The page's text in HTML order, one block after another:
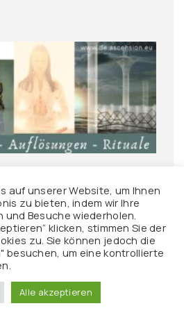
– Auflösungstechniken
auf unserer Website, um Ihnen
zu bieten, indem wir Ihre
Besuche wiederholen.
klicken, stimmen Sie der
zu. Sie können jedoch die
besuchen, um eine kontrollierte
Alle akzeptieren